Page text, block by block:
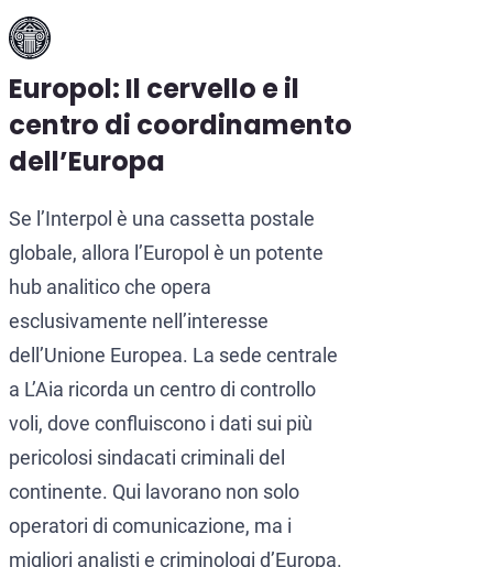
Europol: Il cervello e il
centro di coordinamento
dell’Europa
Se l’Interpol è una cassetta postale
globale, allora l’Europol è un potente
hub analitico che opera
esclusivamente nell’interesse
dell’Unione Europea. La sede centrale
a L’Aia ricorda un centro di controllo
voli, dove confluiscono i dati sui più
pericolosi sindacati criminali del
continente. Qui lavorano non solo
operatori di comunicazione, ma i
migliori analisti e criminologi d’Europa.